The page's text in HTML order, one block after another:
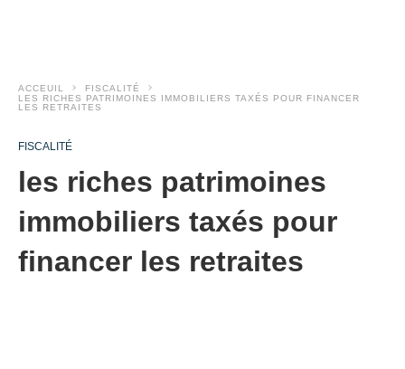
ACCEUIL
FISCALITÉ
LES RICHES PATRIMOINES IMMOBILIERS TAXÉS POUR FINANCER
LES RETRAITES
FISCALITÉ
les riches patrimoines
immobiliers taxés pour
financer les retraites